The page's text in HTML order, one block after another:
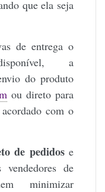
que ela seja
de entrega o
a
do produto
ou direto para
com o
de pedidose
de
minimizar